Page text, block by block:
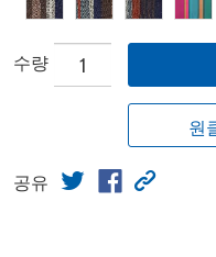
수량
원
공유